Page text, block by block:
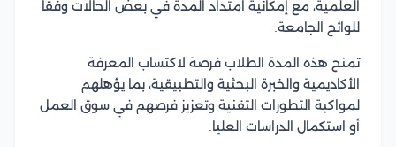
العلمية، مع إمكانية امتداد المدة في بعض الحالات وفقًا
للوائح الجامعة.
تمنح هذه المدة الطلاب فرصة لاكتساب المعرفة
الأكاديمية والخبرة البحثية والتطبيقية، بما يؤهلهم
لمواكبة التطورات التقنية وتعزيز فرصهم في سوق العمل
أو استكمال الدراسات العليا.